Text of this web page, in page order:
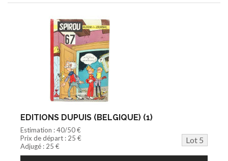
EDITIONS DUPUIS (BELGIQUE) (1)
Estimation : 40/50 €
Prix de départ : 25 €
Lot 5
Adjugé : 25 €